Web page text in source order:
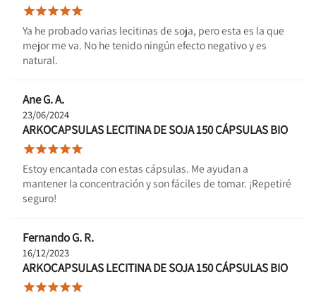

Ya he probado varias lecitinas de soja, pero esta es la que
mejor me va. No he tenido ningún efecto negativo y es
natural.
Ane G. A.
23/06/2024
ARKOCAPSULAS LECITINA DE SOJA 150 CÁPSULAS BIO

Estoy encantada con estas cápsulas. Me ayudan a
mantener la concentración y son fáciles de tomar. ¡Repetiré
seguro!
Fernando G. R.
16/12/2023
ARKOCAPSULAS LECITINA DE SOJA 150 CÁPSULAS BIO
